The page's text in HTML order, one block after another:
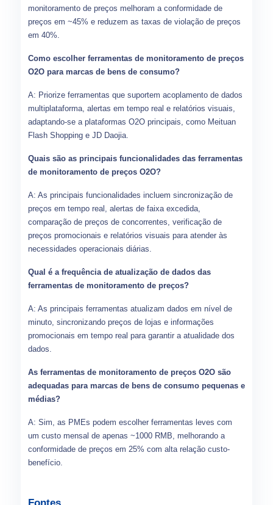
monitoramento de preços melhoram a conformidade de
preços em ~45% e reduzem as taxas de violação de preços
em 40%.
Como escolher ferramentas de monitoramento de preços
O2O para marcas de bens de consumo?
A: Priorize ferramentas que suportem acoplamento de dados
multiplataforma, alertas em tempo real e relatórios visuais,
adaptando-se a plataformas O2O principais, como Meituan
Flash Shopping e JD Daojia.
Quais são as principais funcionalidades das ferramentas
de monitoramento de preços O2O?
A: As principais funcionalidades incluem sincronização de
preços em tempo real, alertas de faixa excedida,
comparação de preços de concorrentes, verificação de
preços promocionais e relatórios visuais para atender às
necessidades operacionais diárias.
Qual é a frequência de atualização de dados das
ferramentas de monitoramento de preços?
A: As principais ferramentas atualizam dados em nível de
minuto, sincronizando preços de lojas e informações
promocionais em tempo real para garantir a atualidade dos
dados.
As ferramentas de monitoramento de preços O2O são
adequadas para marcas de bens de consumo pequenas e
médias?
A: Sim, as PMEs podem escolher ferramentas leves com
um custo mensal de apenas ~1000 RMB, melhorando a
conformidade de preços em 25% com alta relação custo-
benefício.